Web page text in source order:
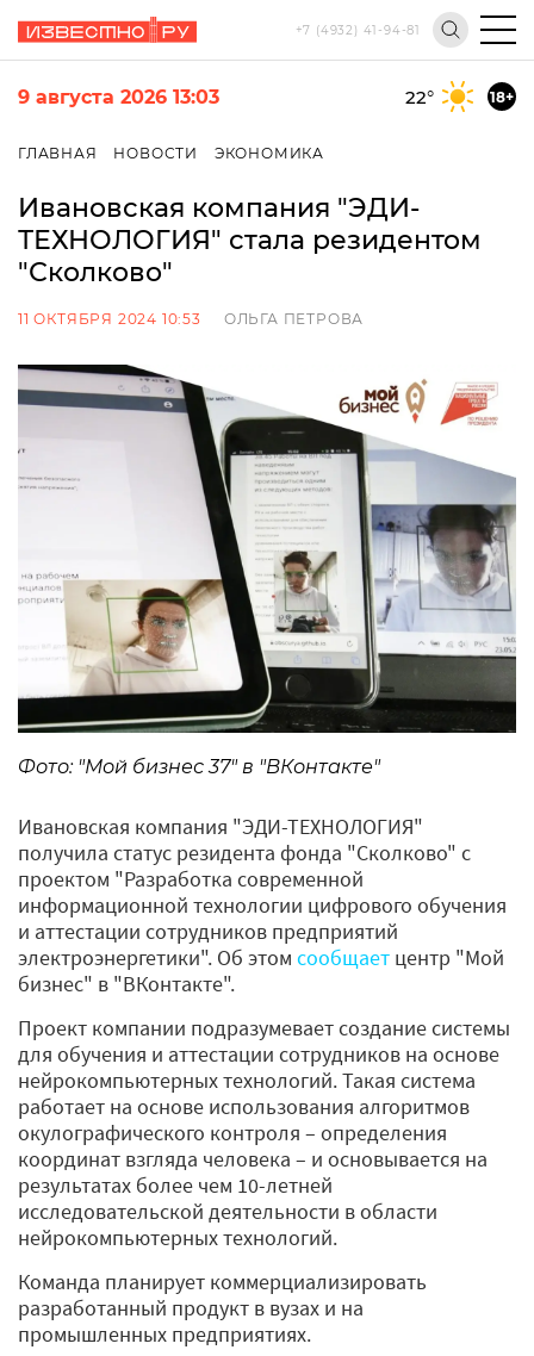
+7 (4932) 41-94-81
9 августа 2026 13:03 22° 18+
ГЛАВНАЯ НОВОСТИ ЭКОНОМИКА
Ивановская компания "ЭДИ-
ТЕХНОЛОГИЯ" стала резидентом
"Сколково"
11 ОКТЯБРЯ 2024 10:53 ОЛЬГА ПЕТРОВА
Фото: "Мой бизнес 37" в "ВКонтакте"
Ивановская компания "ЭДИ-ТЕХНОЛОГИЯ"
получила статус резидента фонда "Сколково" с
проектом "Разработка современной
информационной технологии цифрового обучения
и аттестации сотрудников предприятий
электроэнергетики". Об этом сообщает центр "Мой
бизнес" в "ВКонтакте".
Проект компании подразумевает создание системы
для обучения и аттестации сотрудников на основе
нейрокомпьютерных технологий. Такая система
работает на основе использования алгоритмов
окулографического контроля – определения
координат взгляда человека – и основывается на
результатах более чем 10-летней
исследовательской деятельности в области
нейрокомпьютерных технологий.
Команда планирует коммерциализировать
разработанный продукт в вузах и на
промышленных предприятиях.